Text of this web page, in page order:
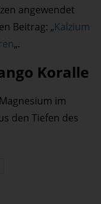
angewendet
Beitrag: „Kalzium
„.
Koralle
im
den Tiefen des